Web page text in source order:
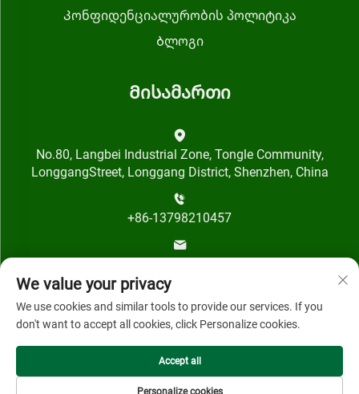
Კონფიდენციალურობის პოლიტიკა
Ბლოგი
Მისამართი
No.80, Langbei Industrial Zone, Tongle Community,
LonggangStreet, Longgang District, Shenzhen, China
+86-13798210457
უფლება დაცულია
We value your privacy
We use cookies and similar tools to provide our services. If you
don't want to accept all cookies, click Personalize cookies.
Personalize cookies
Accept all